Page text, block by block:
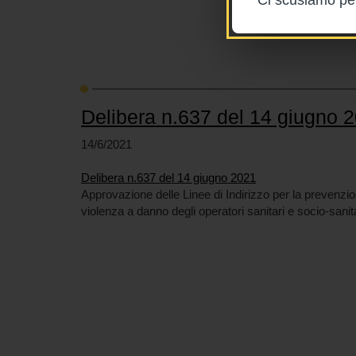
Delibera n.637 del 14 giugno
14/6/2021
Delibera n.637 del 14 giugno 2021
Approvazione delle Linee di Indirizzo per la
violenza a danno degli operatori sanitari e socio-